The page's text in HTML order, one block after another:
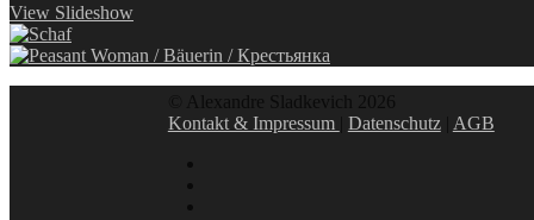
View Slideshow
Kontakt & Impressum
Datenschutz| AGB